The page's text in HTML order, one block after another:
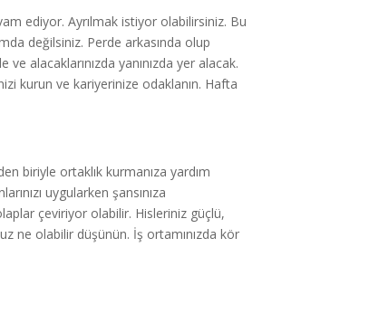
ediyor. Ayrılmak istiyor olabilirsiniz. Bu
değilsiniz. Perde arkasında olup
alacaklarınızda yanınızda yer alacak.
kurun ve kariyerinize odaklanın. Hafta
biriyle ortaklık kurmanıza yardım
uygularken şansınıza
çeviriyor olabilir. Hisleriniz güçlü,
ne olabilir düşünün. İş ortamınızda kör